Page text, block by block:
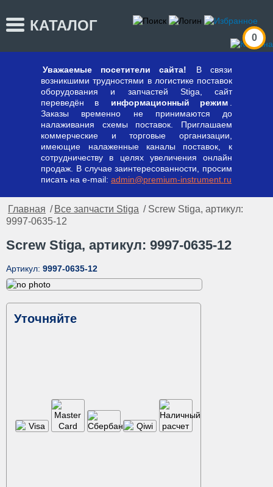
КАТАЛОГ
0
Уважаемые посетители сайта!
В связи
возникшими трудностями в логистике поставок
оборудования и запчастей Stiga, сайт
переведён в
информационный режим
Заказы временно не принимаются до
налаживания схемы поставок. Приглашаем
коммерческие и торговые организации,
имеющие налаженные каналы поставок, к
сотрудничеству в целях увеличения онлайн
продаж. В случае заинтересованности, просим
писать на e-mail:admin@premium-instrument.ru
Главная / Все запчасти Stiga / Screw Stiga, артикул:
9997-0635-12
Screw Stiga, артикул: 9997-0635-12
Артикул: 9997-0635-12
Уточняйте